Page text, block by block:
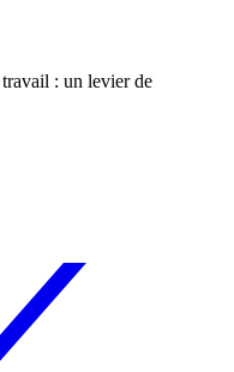
: un levier de